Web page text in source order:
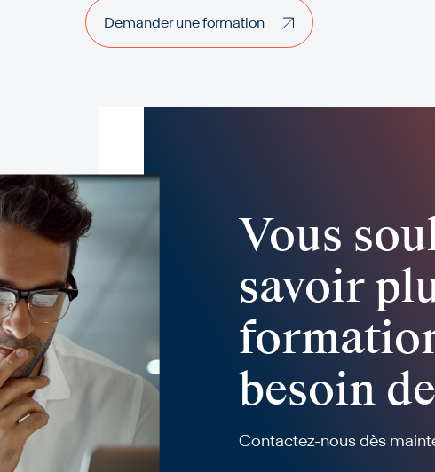
Demander une formation
Vous
savoir
besoin
Contactez-nous dès